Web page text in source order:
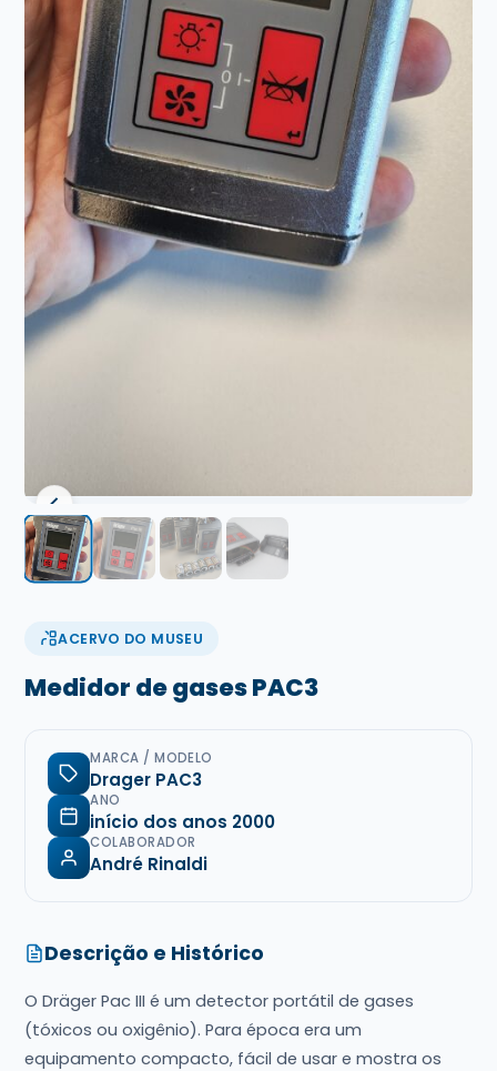
ACERVO DO MUSEU
Medidor de gases PAC3
MARCA / MODELO
Drager PAC3
ANO
início dos anos 2000
COLABORADOR
André Rinaldi
Descrição e Histórico
O Dräger Pac III é um detector portátil de gases
(tóxicos ou oxigênio). Para época era um
equipamento compacto, fácil de usar e mostra os